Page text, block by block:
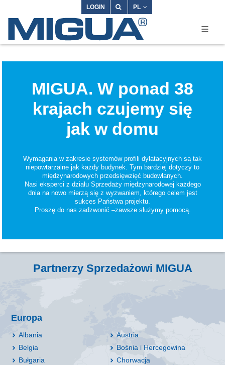
LOGIN PL
MIGUA. W ponad 38
krajach czujemy się
jak w domu
Wymagania w zakresie systemów profili dylatacyjnych są tak
niepowtarzalne jak każdy budynek. Tym bardziej dotyczy to
międzynarodowych przedsięwzięć budowlanych.
Nasi eksperci z działu Sprzedaży międzynarodowej każdego
dnia na nowo mierzą się z wyzwaniem, którego celem jest
sukces Państwa projektu.
Proszę do nas zadzwonić –zawsze służymy pomocą.
Partnerzy Sprzedażowi MIGUA
Europa
Albania
Austria
Belgia
Bośnia i Hercegowina
Bułgaria
Chorwacja